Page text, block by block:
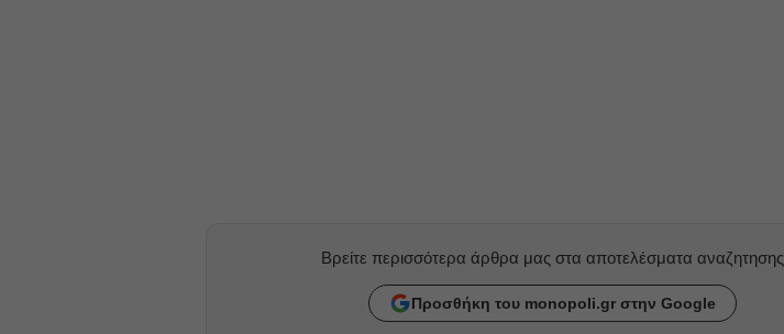
Βρείτε περισσότερα άρθρα μας στα αποτελέσματα αναζητησης
Προσθήκη του monopoli.gr στην Google